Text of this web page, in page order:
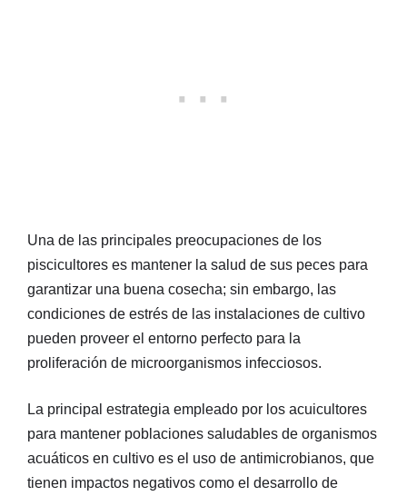
Una de las principales preocupaciones de los
piscicultores es mantener la salud de sus peces para
garantizar una buena cosecha; sin embargo, las
condiciones de estrés de las instalaciones de cultivo
pueden proveer el entorno perfecto para la
proliferación de microorganismos infecciosos.
La principal estrategia empleado por los acuicultores
para mantener poblaciones saludables de organismos
acuáticos en cultivo es el uso de antimicrobianos, que
tienen impactos negativos como el desarrollo de